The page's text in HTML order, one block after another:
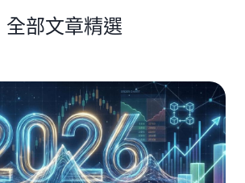
全部文章精選